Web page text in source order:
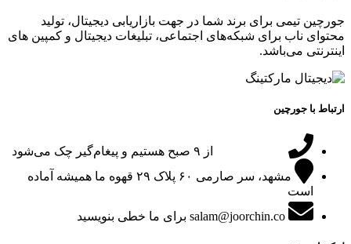
جورچین تیمی برای برند شما در جهت بازاریابی دیجیتال، تولید
محتوای ناب برای شبکه‌های اجتماعی، تبلیغات دیجیتال و کمپین های
اینترنتی می‌باشد.
ارتباط با جورچین
از ۹ صبح هستیم و پیغام‌گیر چک می‌شود
مشهد، سر صارمی ۶۰ پلاک ۲۹
قهوه ما همیشه آماده
است
salam@joorchin.co برای ما خطی بنویسید